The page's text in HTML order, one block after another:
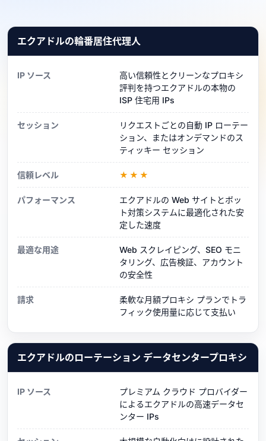
エクアドルの輪番居住代理人
IP ソース
高い信頼性とクリーンなプロキシ
評判を持つエクアドルの本物の
ISP 住宅用 IPs
セッション
リクエストごとの自動 IP ローテー
ション、またはオンデマンドのス
ティッキー セッション
信頼レベル ★★★
パフォーマンス
エクアドルの Web サイトとボッ
ト対策システムに最適化された安
定した速度
最適な用途
Web スクレイピング、SEO モニ
タリング、広告検証、アカウント
の安全性
請求
柔軟な月額プロキシ プランでトラ
フィック使用量に応じて支払い
エクアドルのローテーション データセンタープロキシ
IP ソース
プレミアム クラウド プロバイダー
によるエクアドルの高速データセ
ンター IPs